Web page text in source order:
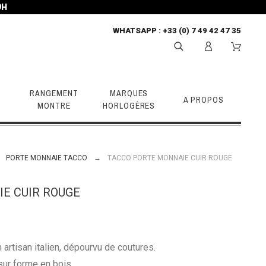
WHATSAPP : +33 (0) 7 49 42 47 35
RANGEMENT
MONTRE
MARQUES
HORLOGÈRES
A PROPOS
PORTE MONNAIE TACCO TACCO PORTE MONNAIE CUIR ROUGE
CUIR ROUGE
italien, dépourvu de coutures.